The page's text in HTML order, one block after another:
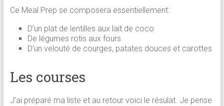
Ce Meal Prep se composera essentiellement:
D’un plat de lentilles aux lait de coco
De légumes rotis aux fours
D’un velouté de courges, patates douces et carottes
Les courses
J’ai préparé ma liste et au retour voici le résulat. Je pense